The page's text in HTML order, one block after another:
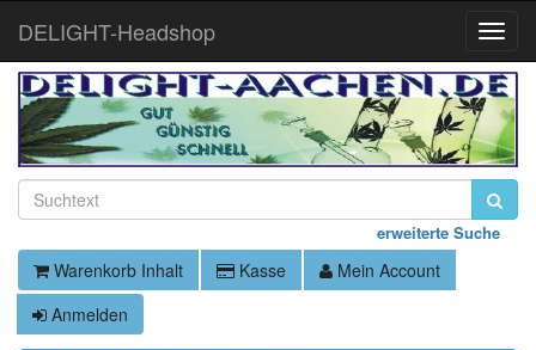
erweiterte Suche
Warenkorb Inhalt Kasse
Mein Account
Anmelden
Toggle
DELIGHT-Headshop